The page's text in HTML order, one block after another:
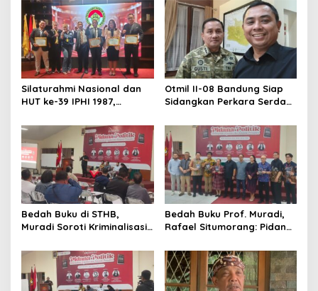
Silaturahmi Nasional dan
HUT ke-39 IPHI 1987,
Advokat dalam Pembaruan
Hukum
Otmil II-08 Bandung Siap
Sidangkan Perkara Serda
Korem Sunan Gunung Jati
Cirebon
Bedah Buku di STHB,
Muradi Soroti Kriminalisasi
Penegakan Hukum
Bedah Buku Prof. Muradi,
Rafael Situmorang: Pidana
Objektif